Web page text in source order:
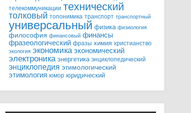
телекоммуникации технический
толковый топонимика транспорт транспортный
универсальный физика физиология
философия финансовый финансы
фразеологический фразы химия христианство
экология экономика экономический
электроника энергетика энциклопедический
энциклопедия этимологический
этимология юмор юридический